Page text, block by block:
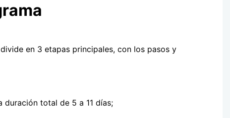
en 3 etapas principales, con los pasos y
total de 5 a 11 días;